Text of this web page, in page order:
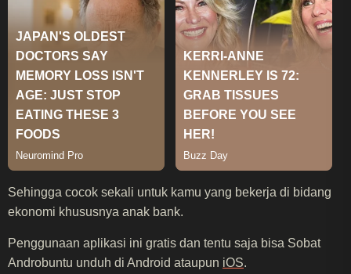
Sehingga cocok sekali untuk kamu yang bekerja di bidang
ekonomi khususnya anak bank.
Penggunaan aplikasi ini gratis dan tentu saja bisa Sobat
Androbuntu unduh di Android ataupun iOS.